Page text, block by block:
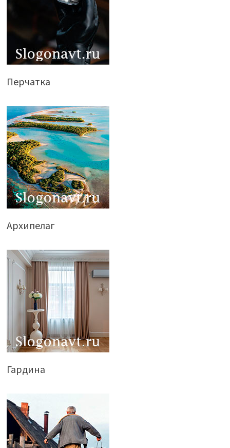
Перчатка
Архипелаг
Гардина